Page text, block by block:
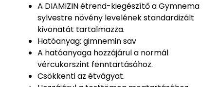
A DIAMIZIN étrend-kiegészítő a Gymnema
sylvestre növény levelének standardizált
kivonatát tartalmazza.
Hatóanyag: gimnemin sav
A hatóanyaga hozzájárul a normál
vércukorszint fenntartásához.
Csökkenti az étvágyat.